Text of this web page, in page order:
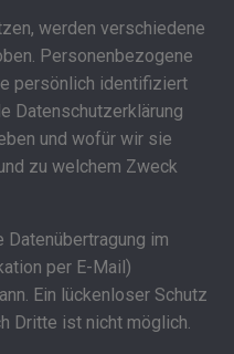
werden verschiedene
Personenbezogene
persönlich identifiziert
Datenschutzerklärung
und wofür wir sie
zu welchem Zweck
im
per E-Mail)
Ein lückenloser Schutz
Dritte ist nicht möglich.